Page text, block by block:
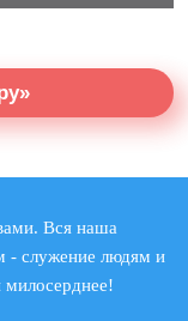
Вся наша
- служение людям и
милосерднее!